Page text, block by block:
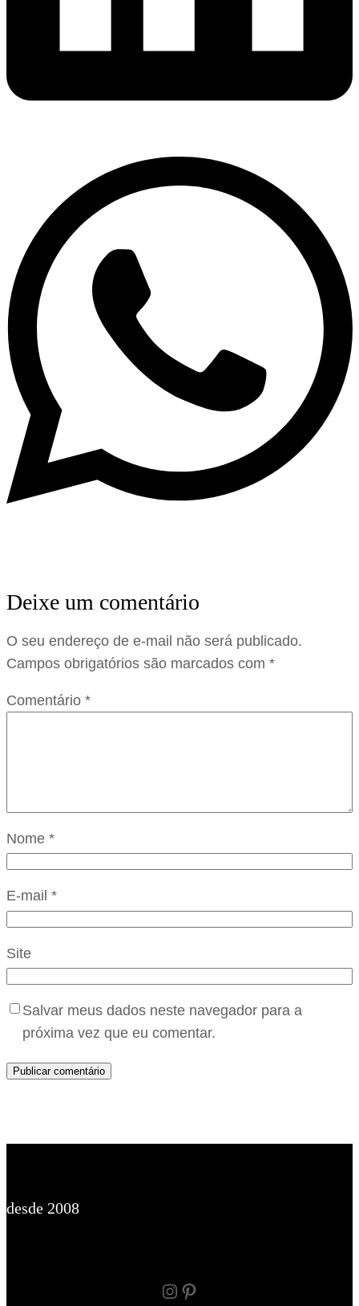
Deixe um comentário
O seu endereço de e-mail não será publicado.
Campos obrigatórios são marcados com *
Comentário *
Nome *
E-mail *
Site
Salvar meus dados neste navegador para a
próxima vez que eu comentar.
desde 2008
Instagram Pinterest